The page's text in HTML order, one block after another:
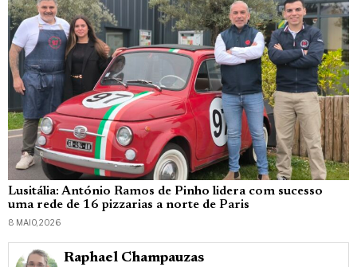
Lusitália: António Ramos de Pinho lidera com sucesso
uma rede de 16 pizzarias a norte de Paris
8 MAIO, 2026
Raphael Champauzas